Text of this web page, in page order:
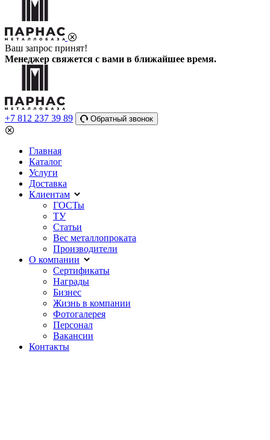
Ваш запрос принят!
Менеджер свяжется с вами в ближайшее время.
+7 812 237 39 89 Обратный звонок
Главная
Каталог
Услуги
Доставка
Клиентам
ГОСТы
ТУ
Статьи
Вес металлопроката
Производители
О компании
Сертификаты
Награды
Бизнес
Жизнь в компании
Фотогалерея
Персонал
Вакансии
Контакты